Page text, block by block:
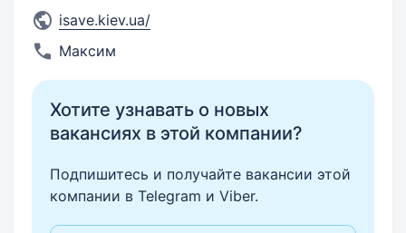
isave.kiev.ua/
Максим
Хотите узнавать о новых
вакансиях в этой компании?
Подпишитесь и получайте вакансии этой
компании в Telegram и Viber.